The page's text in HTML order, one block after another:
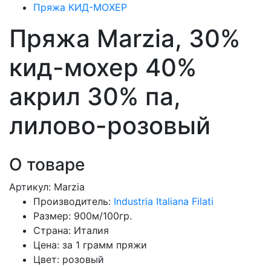
Пряжа КИД-МОХЕР
Пряжа Marzia, 30%
кид-мохер 40%
акрил 30% па,
лилово-розовый
Previous
Next
О товаре
Артикул: Marzia
Производитель: Industria Italiana Filati
Размер: 900м/100гр.
Страна: Италия
Цена: за 1 грамм пряжи
Цвет: розовый